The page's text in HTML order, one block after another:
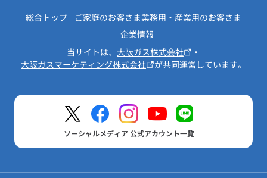
総合トップ ご家庭のお客さま業務用・産業用のお客さま
企業情報
当サイトは、 大阪ガス株式会社
・
大阪ガスマーケティング株式会社
が共同運営しています。
ソーシャルメディア 公式アカウント一覧